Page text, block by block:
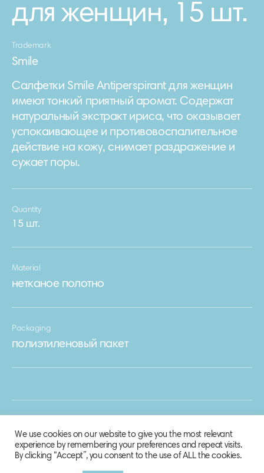
для женщин, 15 шт.
Trademark
Smile
Салфетки Smile Antiperspirant для женщин
имеют тонкий приятный аромат. Содержат
натуральный экстракт ириса, что оказывает
успокаивающее и противовоспалительное
действие на кожу, снимает раздражение и
сужает поры.
Quantity
15 шт.
Material
нетканое полотно
Packaging
полиэтиленовый пакет
We use cookies on our website to give you the most relevant
experience by remembering your preferences and repeat visits.
By clicking “Accept”, you consent to the use of ALL the cookies.